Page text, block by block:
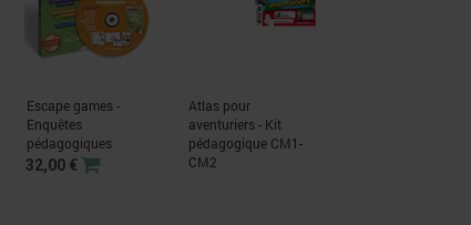
Escape games -
Enquêtes
pédagogiques
32,00 €
Atlas pour
aventuriers - Kit
pédagogique CM1-
CM2